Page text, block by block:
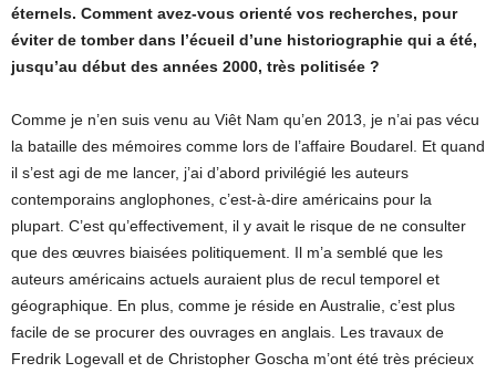
éternels. Comment avez-vous orienté vos recherches, pour
éviter de tomber dans l’écueil d’une historiographie qui a été,
jusqu’au début des années 2000, très politisée ?
Comme je n’en suis venu au Viêt Nam qu’en 2013, je n’ai pas vécu
la bataille des mémoires comme lors de l’affaire Boudarel. Et quand
il s’est agi de me lancer, j’ai d’abord privilégié les auteurs
contemporains anglophones, c’est-à-dire américains pour la
plupart. C’est qu’effectivement, il y avait le risque de ne consulter
que des œuvres biaisées politiquement. Il m’a semblé que les
auteurs américains actuels auraient plus de recul temporel et
géographique. En plus, comme je réside en Australie, c’est plus
facile de se procurer des ouvrages en anglais. Les travaux de
Fredrik Logevall et de Christopher Goscha m’ont été très précieux